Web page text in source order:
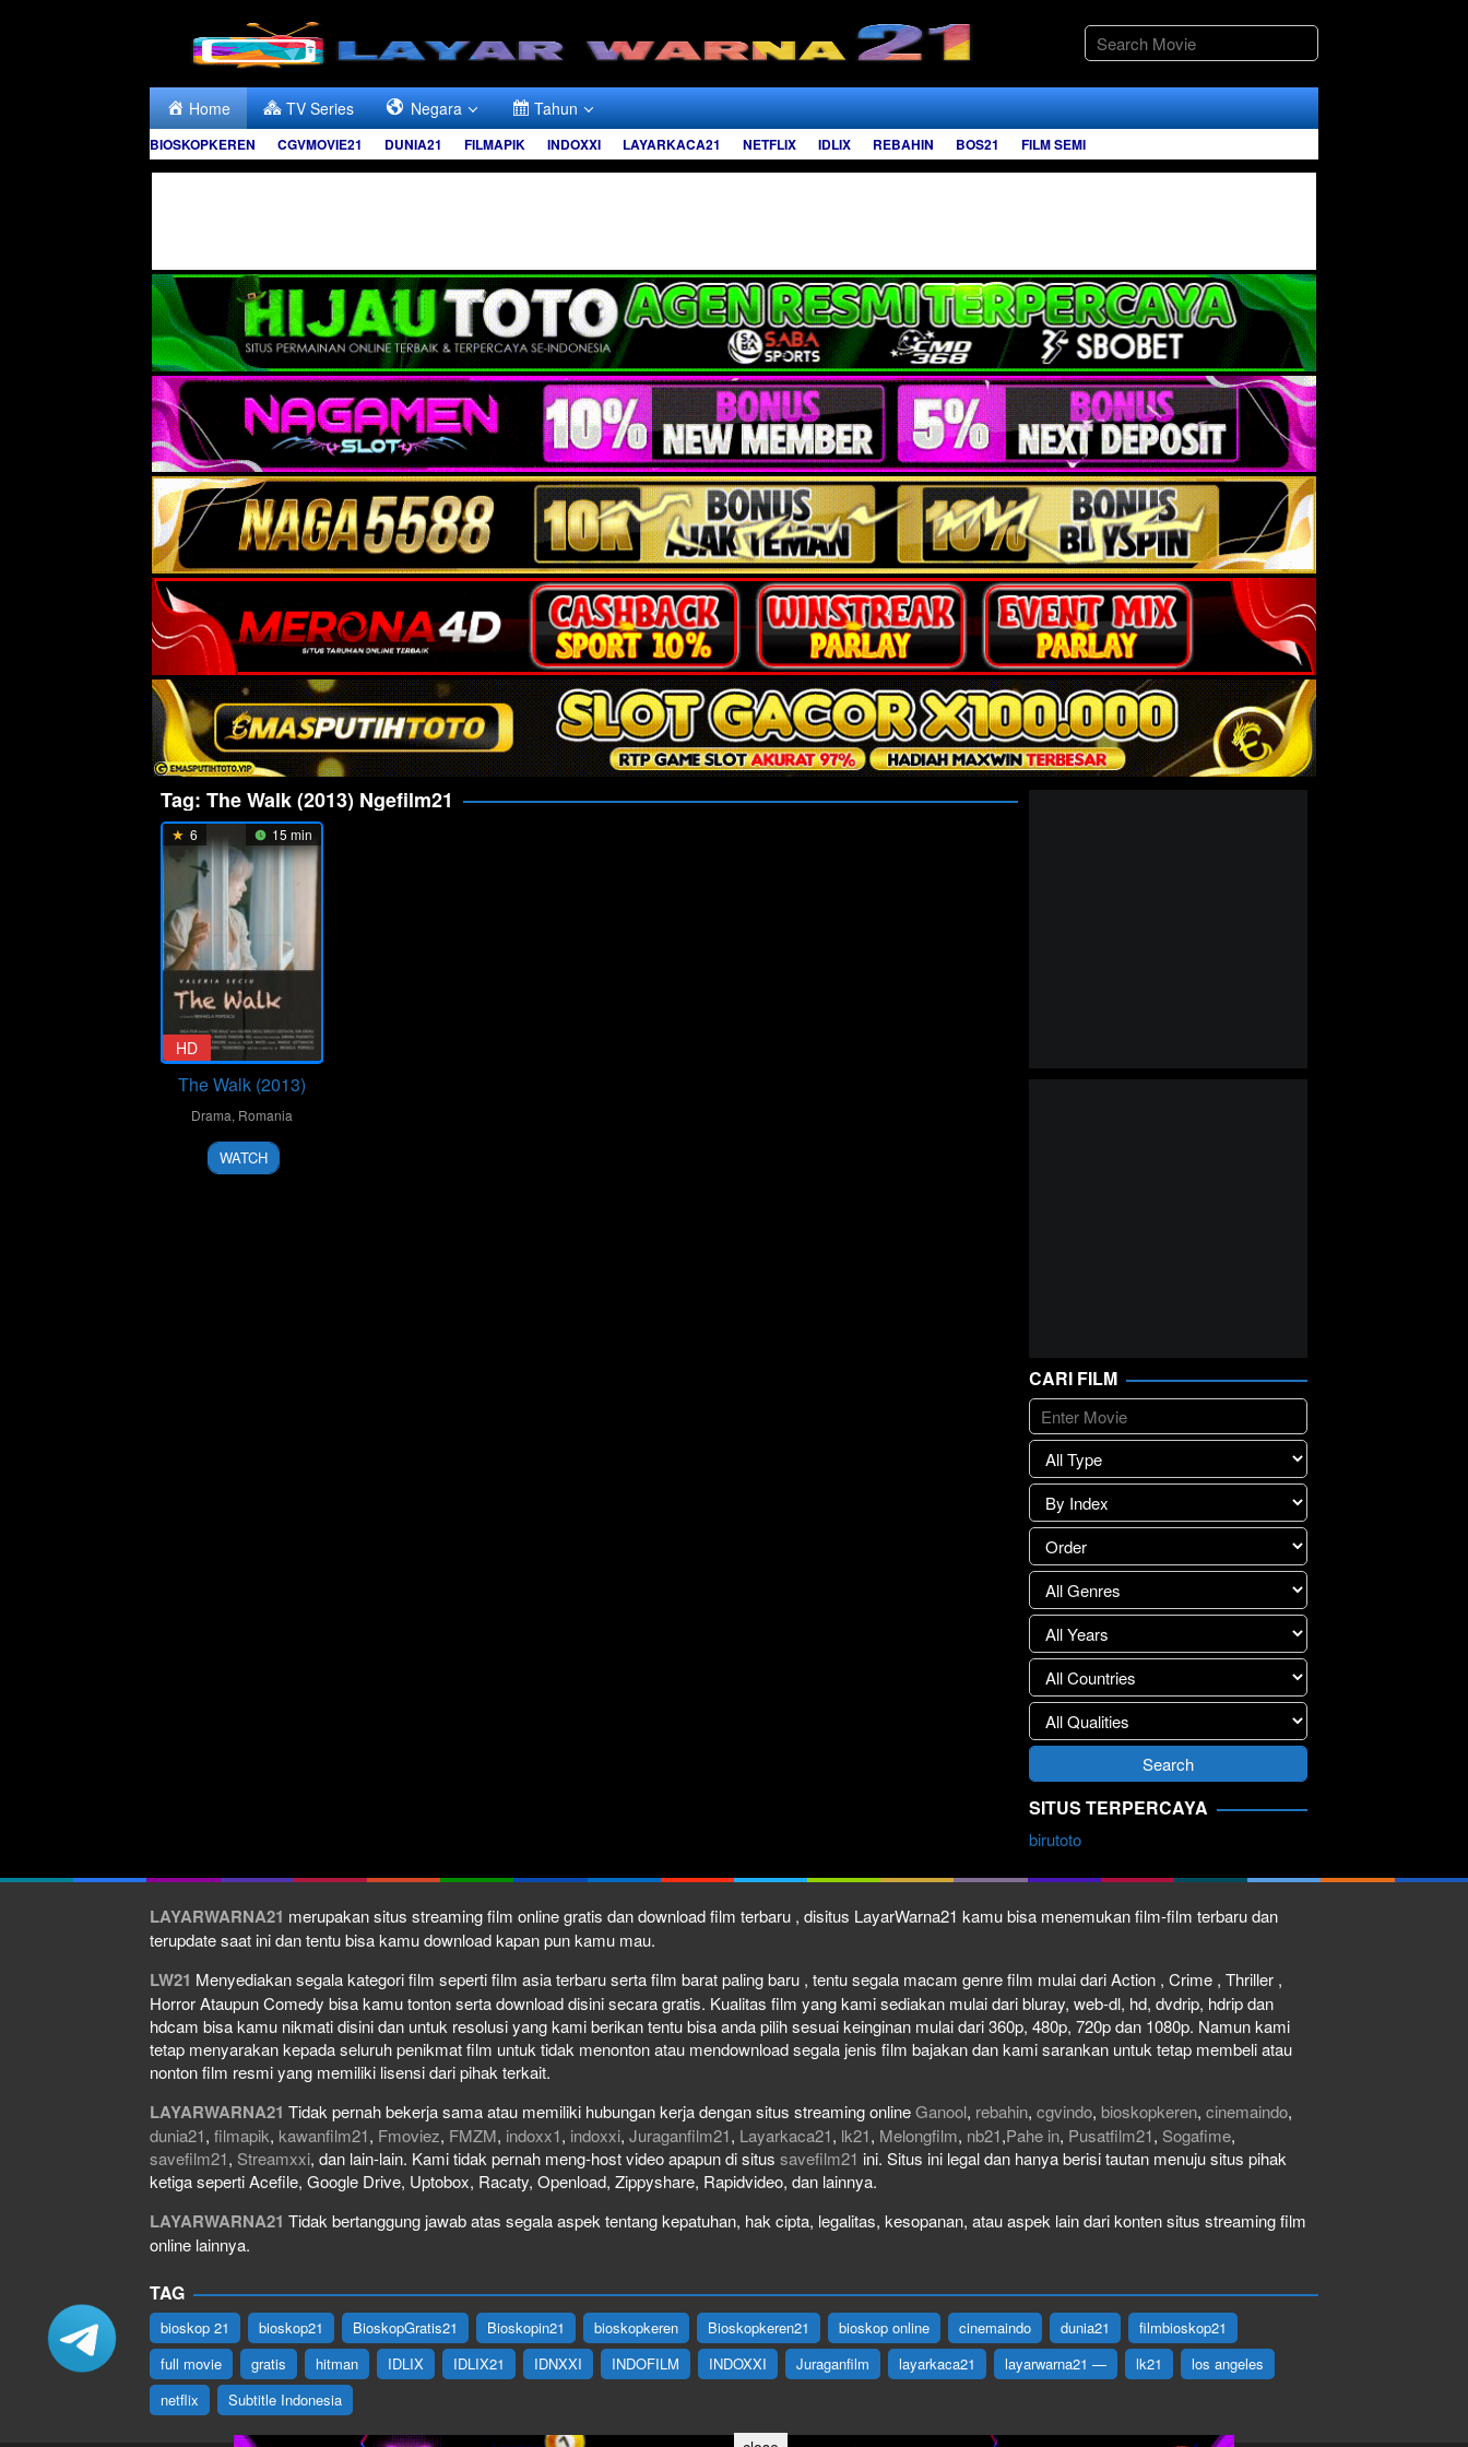
Home TV Series Negara Tahun
BIOSKOPKEREN CGVMOVIE21 DUNIA21 FILMAPIK INDOXXI LAYARKACA21 NETFLIX IDLIX REBAHIN BOS21 FILM SEMI
Tag: The Walk (2013) Ngefilm21
6 15 min
HD
The Walk (2013)
Drama, Romania
30
May
Mihaela
Popescu
WATCH
CARI FILM
SITUS TERPERCAYA
birutoto
LAYARWARNA21 merupakan situs streaming film online gratis dan download film terbaru , disitus LayarWarna21 kamu bisa menemukan film-film terbaru dan
terupdate saat ini dan tentu bisa kamu download kapan pun kamu mau.
LW21 Menyediakan segala kategori film seperti film asia terbaru serta film barat paling baru , tentu segala macam genre film mulai dari Action , Crime , Thriller ,
Horror Ataupun Comedy bisa kamu tonton serta download disini secara gratis. Kualitas film yang kami sediakan mulai dari bluray, web-dl, hd, dvdrip, hdrip dan
hdcam bisa kamu nikmati disini dan untuk resolusi yang kami berikan tentu bisa anda pilih sesuai keinginan mulai dari 360p, 480p, 720p dan 1080p. Namun kami
tetap menyarakan kepada seluruh penikmat film untuk tidak menonton atau mendownload segala jenis film bajakan dan kami sarankan untuk tetap membeli atau
nonton film resmi yang memiliki lisensi dari pihak terkait.
LAYARWARNA21 Tidak pernah bekerja sama atau memiliki hubungan kerja dengan situs streaming onlineGanool, rebahin, cgvindo, bioskopkeren, cinemaindo,
dunia21, filmapik, kawanfilm21, Fmoviez, FMZM, indoxx1, indoxxi, Juraganfilm21, Layarkaca21, lk21, Melongfilm, nb21,Pahe in, Pusatfilm21, Sogafime,
savefilm21, Streamxxi, dan lain-lain. Kami tidak pernah meng-host video apapun di situs savefilm21 ini. Situs ini legal dan hanya berisi tautan menuju situs pihak
ketiga seperti Acefile, Google Drive, Uptobox, Racaty, Openload, Zippyshare, Rapidvideo, dan lainnya.
LAYARWARNA21 Tidak bertanggung jawab atas segala aspek tentang kepatuhan, hak cipta, legalitas, kesopanan, atau aspek lain dari konten situs streaming film
online lainnya.
TAG
bioskop 21 bioskop21 BioskopGratis21 Bioskopin21 bioskopkeren Bioskopkeren21 bioskop online cinemaindo dunia21
filmbioskop21
full movie
gratis hitman IDLIX IDLIX21 IDNXXI INDOFILM INDOXXI Juraganfilm layarkaca21 layarwarna21 — lk21
los angeles
netflix
Subtitle Indonesia